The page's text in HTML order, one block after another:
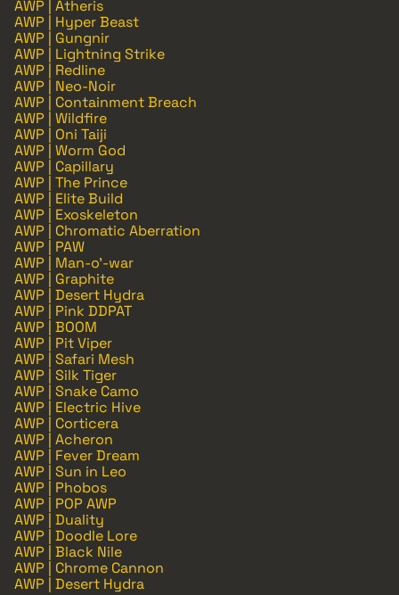
AWP | Atheris
AWP | Hyper Beast
AWP | Gungnir
AWP | Lightning Strike
AWP | Redline
AWP | Neo-Noir
AWP | Containment Breach
AWP | Wildfire
AWP | Oni Taiji
AWP | Worm God
AWP | Capillary
AWP | The Prince
AWP | Elite Build
AWP | Exoskeleton
AWP | Chromatic Aberration
AWP | PAW
AWP | Man-o'-war
AWP | Graphite
AWP | Desert Hydra
AWP | Pink DDPAT
AWP | BOOM
AWP | Pit Viper
AWP | Safari Mesh
AWP | Silk Tiger
AWP | Snake Camo
AWP | Electric Hive
AWP | Corticera
AWP | Acheron
AWP | Fever Dream
AWP | Sun in Leo
AWP | Phobos
AWP | POP AWP
AWP | Duality
AWP | Doodle Lore
AWP | Black Nile
AWP | Chrome Cannon
AWP | Desert Hydra